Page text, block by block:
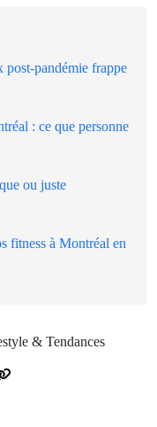
post-pandémie frappe
: ce que personne
ou juste
fitness à Montréal en
& Tendances